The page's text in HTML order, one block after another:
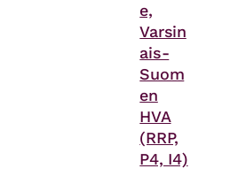
e,
Varsin
ais-
Suom
en
HVA
(RRP,
P4, I4)